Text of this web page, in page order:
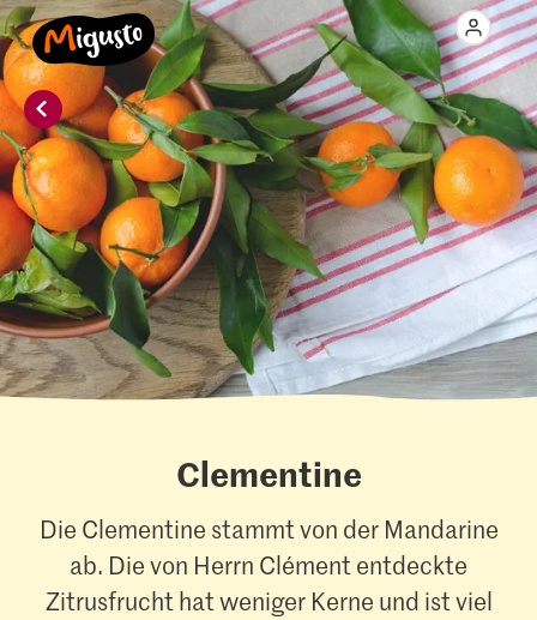
Clementine
Die Clementine stammt von der Mandarine
ab. Die von Herrn Clément entdeckte
Zitrusfrucht hat weniger Kerne und ist viel